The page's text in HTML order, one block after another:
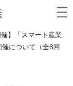
催】「スマート産業
について（全8回